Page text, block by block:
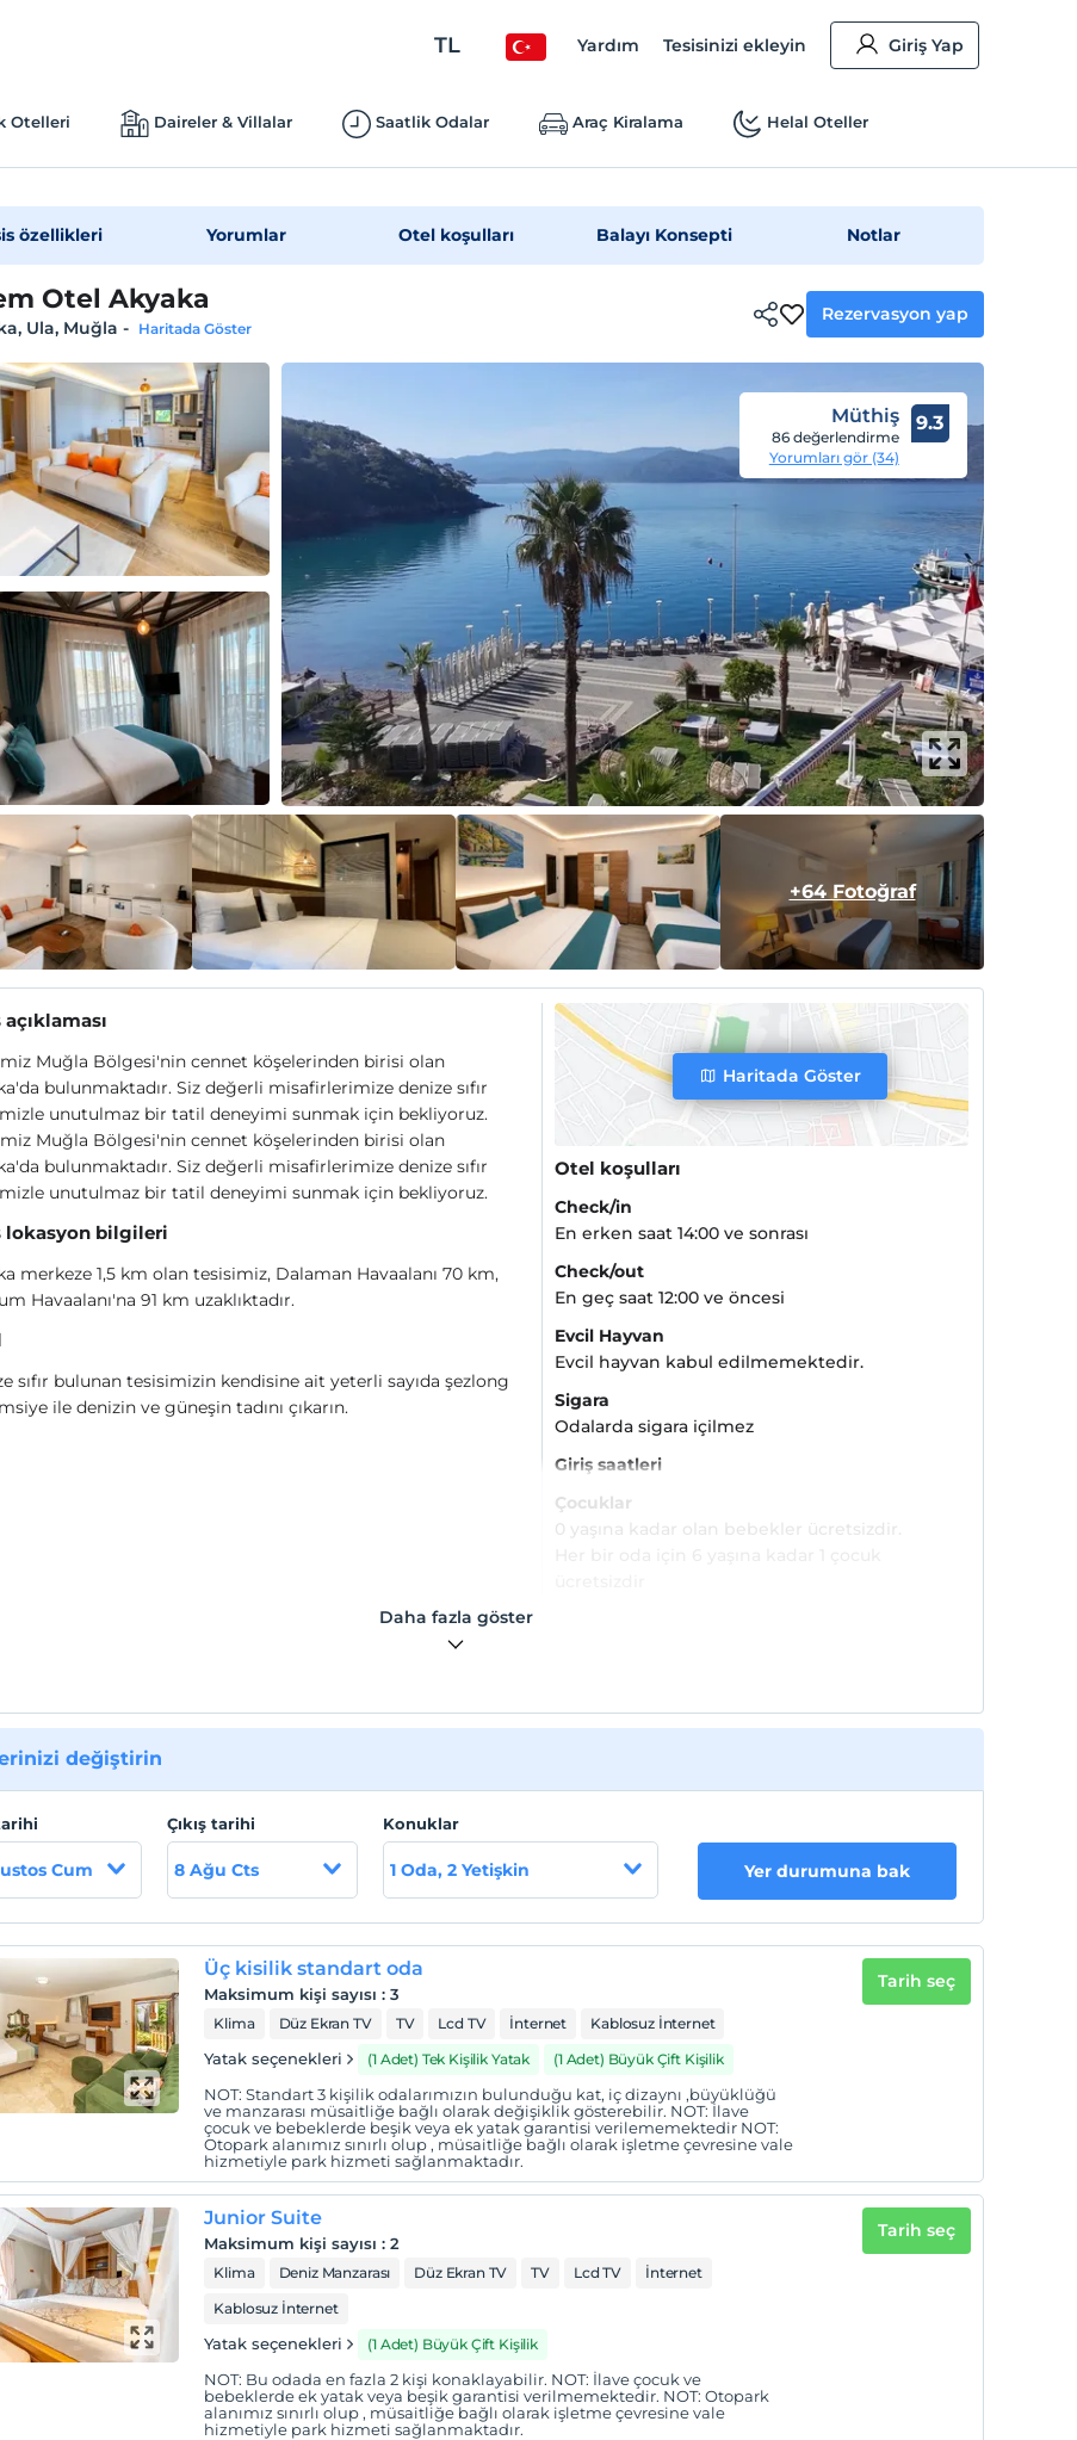
TL Yardım Tesisinizi ekleyin Giriş Yap
Otelleri Daireler & Villalar Saatlik Odalar Araç Kiralama Helal Oteller
özellikleri Yorumlar Otel koşulları Balayı Konsepti Notlar
Otel Akyaka
Ula, Muğla - Haritada Göster
Rezervasyon yap
Müthiş
86 değerlendirme
Yorumları gör (34)
9.3
+64 Fotoğraf
açıklaması
Muğla Bölgesi'nin cennet köşelerinden birisi olan
bulunmaktadır. Siz değerli misafirlerimize denize sıfır
unutulmaz bir tatil deneyimi sunmak için bekliyoruz.
Muğla Bölgesi'nin cennet köşelerinden birisi olan
bulunmaktadır. Siz değerli misafirlerimize denize sıfır
unutulmaz bir tatil deneyimi sunmak için bekliyoruz.
lokasyon bilgileri
merkeze 1,5 km olan tesisimiz, Dalaman Havaalanı 70 km,
Havaalanı'na 91 km uzaklıktadır.
sıfır bulunan tesisimizin kendisine ait yeterli sayıda şezlong
ile denizin ve güneşin tadını çıkarın.
Haritada Göster
Otel koşulları
Check/in
En erken saat 14:00 ve sonrası
Check/out
En geç saat 12:00 ve öncesi
Evcil Hayvan
Evcil hayvan kabul edilmemektedir.
Sigara
Odalarda sigara içilmez
Giriş saatleri
Çocuklar
0 yaşına kadar olan bebekler ücretsizdir.
Daha fazla göster
değiştirin
Cum
Çıkış tarihi
8 Ağu Cts
Konuklar
1 Oda, 2 Yetişkin Yer durumuna bak
Üç kisilik standart oda
Maksimum kişi sayısı :3
Klima Düz Ekran TV TV Lcd TV İnternet Kablosuz İnternet
Yatak seçenekleri (1 Adet) Tek Kişilik Yatak (1 Adet) Büyük Çift Kişilik
NOT: Standart 3 kişilik odalarımızın bulunduğu kat, iç dizaynı ,büyüklüğü
ve manzarası müsaitliğe bağlı olarak değişiklik gösterebilir. NOT: İlave
çocuk ve bebeklerde beşik veya ek yatak garantisi verilememektedir NOT:
Otopark alanımız sınırlı olup , müsaitliğe bağlı olarak işletme çevresine vale
hizmetiyle park hizmeti sağlanmaktadır.
Tarih seç
Junior Suite
Maksimum kişi sayısı :2
Klima Deniz Manzarası Düz Ekran TV TV Lcd TV
İnternet
Kablosuz İnternet
Yatak seçenekleri (1 Adet) Büyük Çift Kişilik
NOT: Bu odada en fazla 2 kişi konaklayabilir. NOT: İlave çocuk ve
bebeklerde ek yatak veya beşik garantisi verilmemektedir. NOT: Otopark
alanımız sınırlı olup , müsaitliğe bağlı olarak işletme çevresine vale
hizmetiyle park hizmeti sağlanmaktadır.
Tarih seç